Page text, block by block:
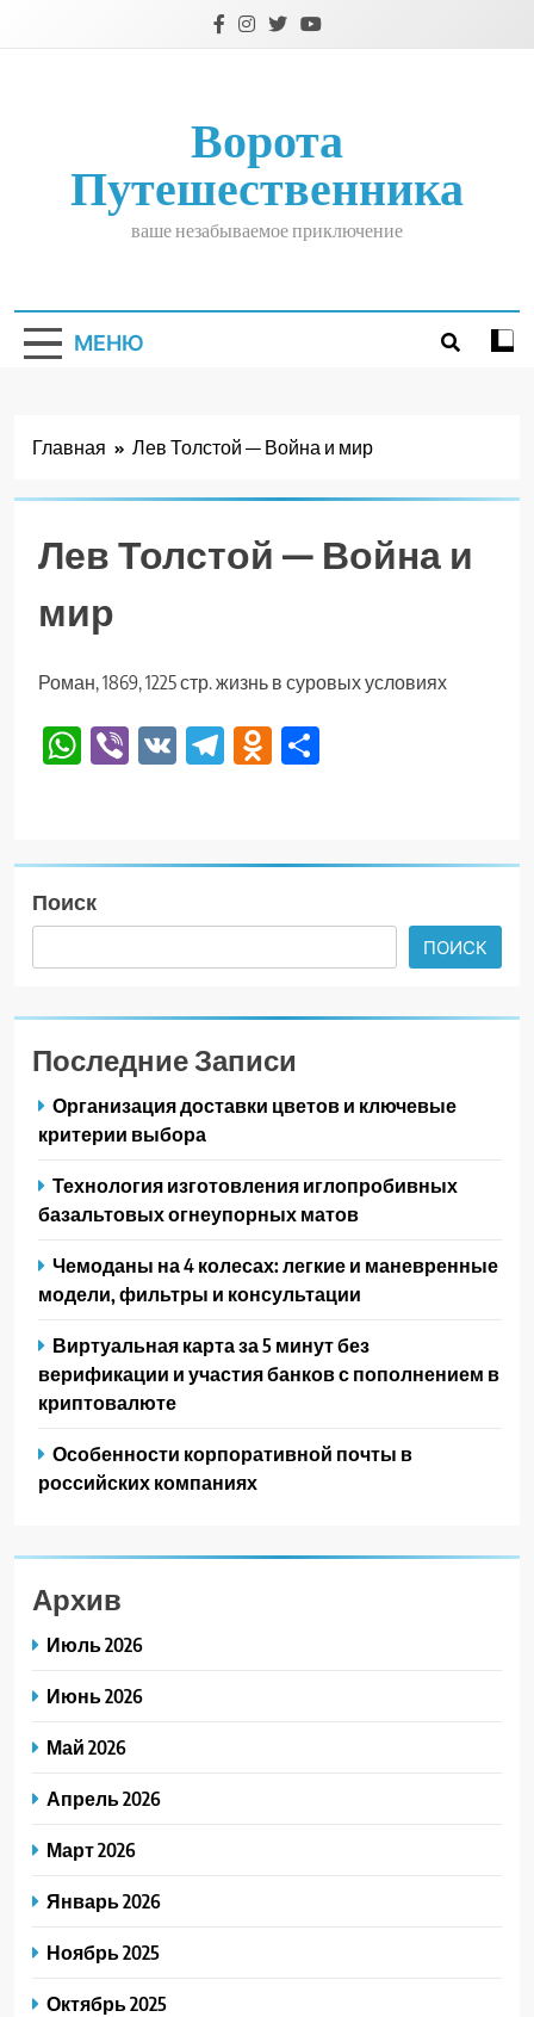
Ворота
Путешественника
ваше незабываемое приключение
МЕНЮ
Главная Лев Толстой — Война и мир
Лев Толстой — Война и
мир
Роман, 1869, 1225 стр. жизнь в суровых условиях
WhatsApp
Viber
VK TelegramOdnoklassniki
Поиск
ПОИСК
Последние Записи
Организация доставки цветов и ключевые
критерии выбора
Технология изготовления иглопробивных
базальтовых огнеупорных матов
Чемоданы на 4 колесах: легкие и маневренные
модели, фильтры и консультации
Виртуальная карта за 5 минут без
верификации и участия банков с пополнением в
криптовалюте
Особенности корпоративной почты в
российских компаниях
Архив
Июль 2026
Июнь 2026
Май 2026
Апрель 2026
Март 2026
Январь 2026
Ноябрь 2025
Октябрь 2025